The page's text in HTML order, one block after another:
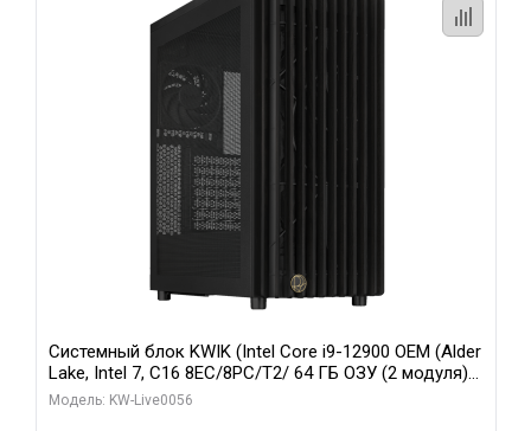
Системный блок KWIK (Intel Core i9-12900 OEM (Alder
Lake, Intel 7, C16 8EC/8PC/T2/ 64 ГБ ОЗУ (2 модуля)/
Palit RTX5080 INFINITY 3 OC 16GB GDDR7 256bit 3xDP
Модель: KW-Live0056